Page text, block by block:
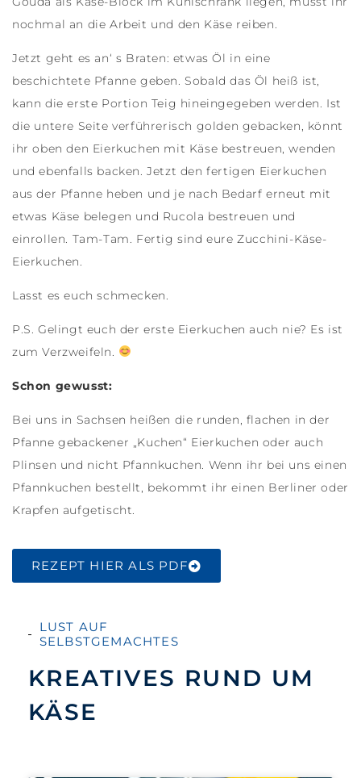
nochmal an die Arbeit und den Käse reiben.
Jetzt geht es an‘ s Braten: etwas Öl in eine
beschichtete Pfanne geben. Sobald das Öl heiß ist,
kann die erste Portion Teig hineingegeben werden. Ist
die untere Seite verführerisch golden gebacken, könnt
ihr oben den Eierkuchen mit Käse bestreuen, wenden
und ebenfalls backen. Jetzt den fertigen Eierkuchen
aus der Pfanne heben und je nach Bedarf erneut mit
etwas Käse belegen und Rucola bestreuen und
einrollen. Tam-Tam. Fertig sind eure Zucchini-Käse-
Eierkuchen.
Lasst es euch schmecken.
P.S. Gelingt euch der erste Eierkuchen auch nie? Es ist
zum Verzweifeln.
Schon gewusst:
Bei uns in Sachsen heißen die runden, flachen in der
Pfanne gebackener „Kuchen“ Eierkuchen oder auch
Plinsen und nicht Pfannkuchen. Wenn ihr bei uns einen
Pfannkuchen bestellt, bekommt ihr einen Berliner oder
Krapfen aufgetischt.
REZEPT HIER ALS PDF
LUST AUF
SELBSTGEMACHTES
KREATIVES RUND UM
KÄSE